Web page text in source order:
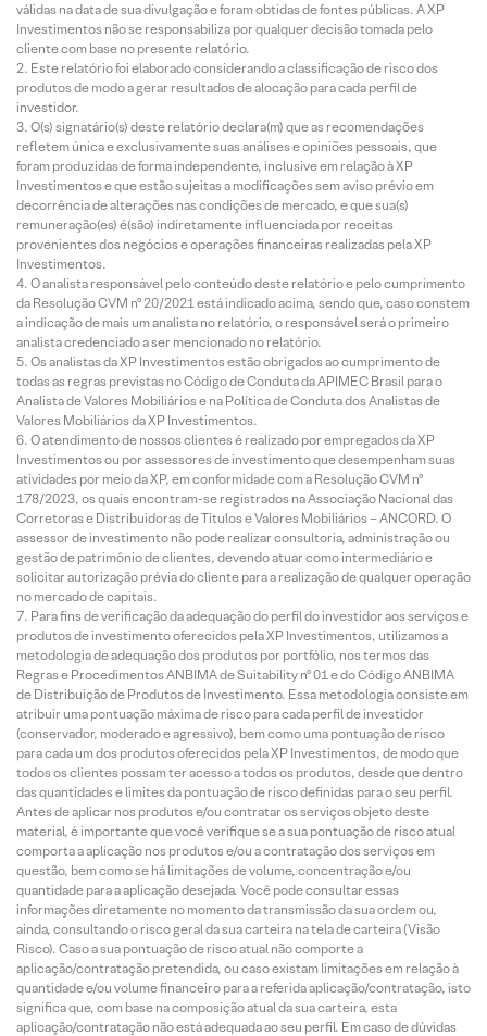
válidas na data de sua divulgação e foram obtidas de fontes públicas. A XP
Investimentos não se responsabiliza por qualquer decisão tomada pelo
cliente com base no presente relatório.
Este relatório foi elaborado considerando a classificação de risco dos
produtos de modo a gerar resultados de alocação para cada perfil de
investidor.
O(s) signatário(s) deste relatório declara(m) que as recomendações
refletem única e exclusivamente suas análises e opiniões pessoais, que
foram produzidas de forma independente, inclusive em relação à XP
Investimentos e que estão sujeitas a modificações sem aviso prévio em
decorrência de alterações nas condições de mercado, e que sua(s)
remuneração(es) é(são) indiretamente influenciada por receitas
provenientes dos negócios e operações financeiras realizadas pela XP
Investimentos.
O analista responsável pelo conteúdo deste relatório e pelo cumprimento
da Resolução CVM nº 20/2021 está indicado acima, sendo que, caso constem
a indicação de mais um analista no relatório, o responsável será o primeiro
analista credenciado a ser mencionado no relatório.
Os analistas da XP Investimentos estão obrigados ao cumprimento de
todas as regras previstas no Código de Conduta da APIMEC Brasil para o
Analista de Valores Mobiliários e na Política de Conduta dos Analistas de
Valores Mobiliários da XP Investimentos.
O atendimento de nossos clientes é realizado por empregados da XP
Investimentos ou por assessores de investimento que desempenham suas
atividades por meio da XP, em conformidade com a Resolução CVM nº
178/2023, os quais encontram-se registrados na Associação Nacional das
Corretoras e Distribuidoras de Títulos e Valores Mobiliários – ANCORD. O
assessor de investimento não pode realizar consultoria, administração ou
gestão de patrimônio de clientes, devendo atuar como intermediário e
solicitar autorização prévia do cliente para a realização de qualquer operação
no mercado de capitais.
Para fins de verificação da adequação do perfil do investidor aos serviços e
produtos de investimento oferecidos pela XP Investimentos, utilizamos a
metodologia de adequação dos produtos por portfólio, nos termos das
Regras e Procedimentos ANBIMA de Suitability nº 01 e do Código ANBIMA
de Distribuição de Produtos de Investimento. Essa metodologia consiste em
atribuir uma pontuação máxima de risco para cada perfil de investidor
(conservador, moderado e agressivo), bem como uma pontuação de risco
para cada um dos produtos oferecidos pela XP Investimentos, de modo que
todos os clientes possam ter acesso a todos os produtos, desde que dentro
das quantidades e limites da pontuação de risco definidas para o seu perfil.
Antes de aplicar nos produtos e/ou contratar os serviços objeto deste
material, é importante que você verifique se a sua pontuação de risco atual
comporta a aplicação nos produtos e/ou a contratação dos serviços em
questão, bem como se há limitações de volume, concentração e/ou
quantidade para a aplicação desejada. Você pode consultar essas
informações diretamente no momento da transmissão da sua ordem ou,
ainda, consultando o risco geral da sua carteira na tela de carteira (Visão
Risco). Caso a sua pontuação de risco atual não comporte a
aplicação/contratação pretendida, ou caso existam limitações em relação à
quantidade e/ou volume financeiro para a referida aplicação/contratação, isto
significa que, com base na composição atual da sua carteira, esta
aplicação/contratação não está adequada ao seu perfil. Em caso de dúvidas